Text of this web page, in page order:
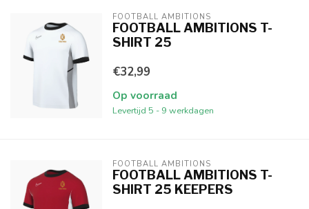
FOOTBALL AMBITIONS
FOOTBALL AMBITIONS T-
SHIRT 25
€32,99
Op voorraad
Levertijd 5 - 9 werkdagen
FOOTBALL AMBITIONS
FOOTBALL AMBITIONS T-
SHIRT 25 KEEPERS